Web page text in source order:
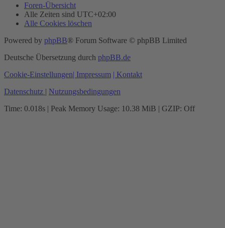
Foren-Übersicht
Alle Zeiten sind UTC+02:00
Alle Cookies löschen
Powered by phpBB® Forum Software © phpBB Limited
Deutsche Übersetzung durch phpBB.de
Cookie-Einstellungen| Impressum | Kontakt
Datenschutz | Nutzungsbedingungen
Time: 0.018s | Peak Memory Usage: 10.38 MiB | GZIP: Off